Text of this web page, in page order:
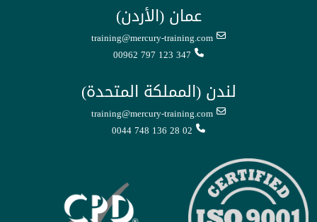
عمان (الأردن)
training@mercury-training.com
00962 797 123 347
لندن (المملكة المتحدة)
training@mercury-training.com
0044 748 136 28 02